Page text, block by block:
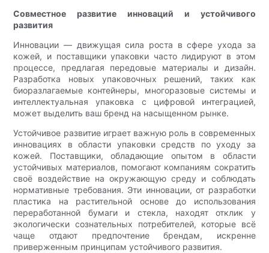
Совместное развитие инноваций и устойчивого
развития
Инновации — движущая сила роста в сфере ухода за
кожей, и поставщики упаковки часто лидируют в этом
процессе, предлагая передовые материалы и дизайн.
Разработка новых упаковочных решений, таких как
биоразлагаемые контейнеры, многоразовые системы и
интеллектуальная упаковка с цифровой интеграцией,
может выделить ваш бренд на насыщенном рынке.
Устойчивое развитие играет важную роль в современных
инновациях в области упаковки средств по уходу за
кожей. Поставщики, обладающие опытом в области
устойчивых материалов, помогают компаниям сократить
своё воздействие на окружающую среду и соблюдать
нормативные требования. Эти инновации, от разработки
пластика на растительной основе до использования
переработанной бумаги и стекла, находят отклик у
экологически сознательных потребителей, которые всё
чаще отдают предпочтение брендам, искренне
приверженным принципам устойчивого развития.